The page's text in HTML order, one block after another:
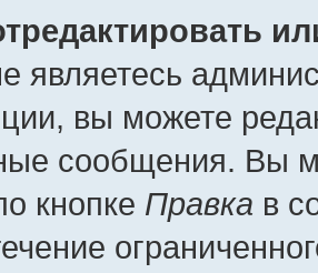
являетесь
вы можете
сообщения. Вы
кнопке Правка в